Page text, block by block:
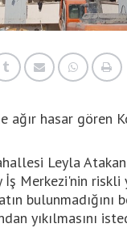
ağır hasar gören
Leyla
Merkezi'nin riskli
bulunmadığını
yıkılmasını